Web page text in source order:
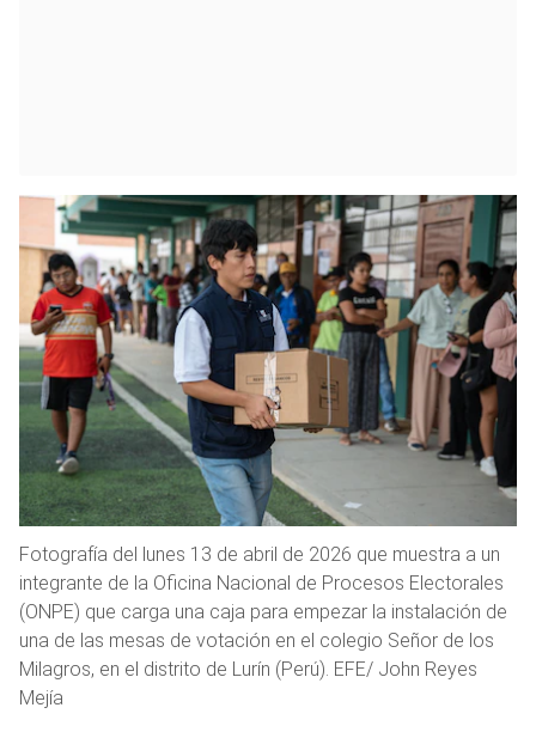
Fotografía del lunes 13 de abril de 2026 que muestra a un
integrante de la Oficina Nacional de Procesos Electorales
(ONPE) que carga una caja para empezar la instalación de
una de las mesas de votación en el colegio Señor de los
Milagros, en el distrito de Lurín (Perú). EFE/ John Reyes
Mejía